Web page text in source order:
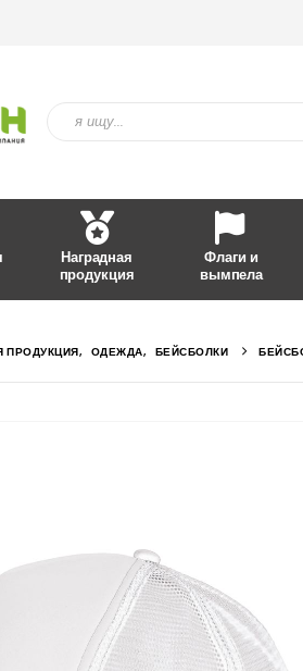
Наградная
продукция
Флаги и
вымпела
ПРОДУКЦИЯ, ОДЕЖДА, БЕЙСБОЛКИ